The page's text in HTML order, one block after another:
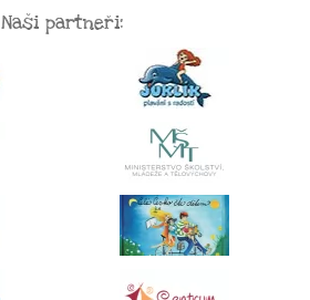
Naši partneři: